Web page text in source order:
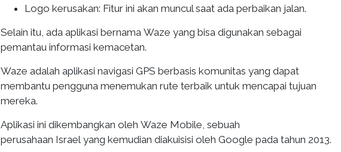
Logo kerusakan: Fitur ini akan muncul saat ada perbaikan jalan.
Selain itu, ada aplikasi bernama Waze yang bisa digunakan sebagai
pemantau informasi kemacetan.
Waze adalah aplikasi navigasi GPS berbasis komunitas yang dapat
membantu pengguna menemukan rute terbaik untuk mencapai tujuan
mereka.
Aplikasi ini dikembangkan oleh Waze Mobile, sebuah
perusahaan Israel yang kemudian diakuisisi oleh Google pada tahun 2013.